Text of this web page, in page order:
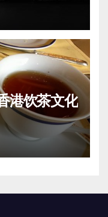
港饮茶文化